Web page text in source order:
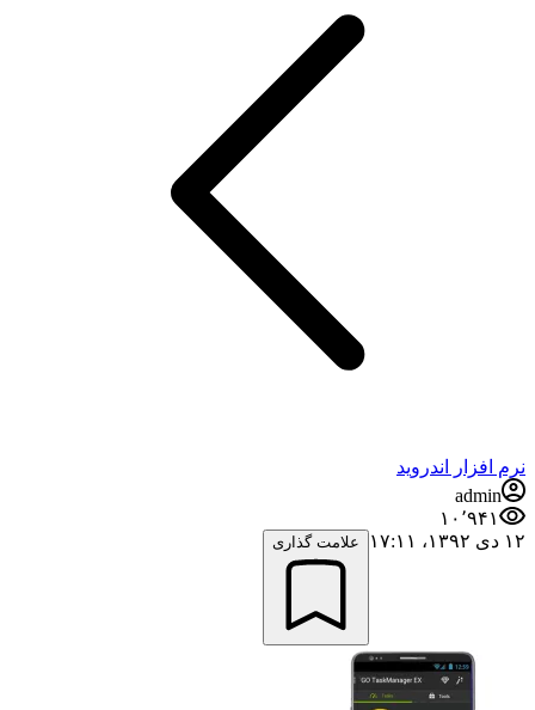
افزار اندروید
admin
۱۰٬۹۴۱
۱۳۹۲،‏ ۱۷:۱۱
علامت گذاری